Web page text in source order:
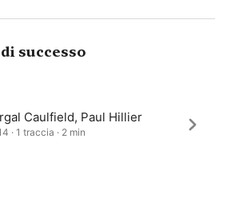
successo
Caulfield, Paul Hillier
· 1 traccia · 2 min